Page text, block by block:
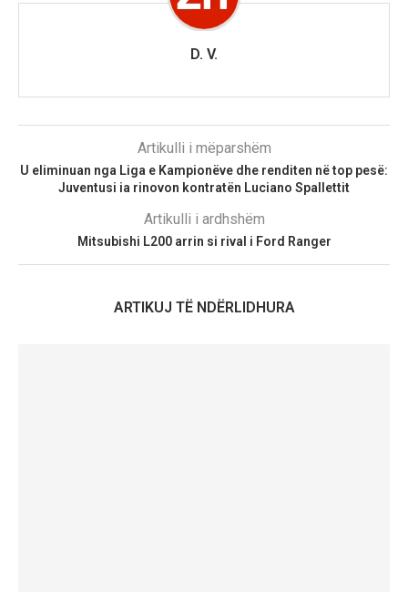
D. V.
Artikulli i mëparshëm
U eliminuan nga Liga e Kampionëve dhe renditen në top pesë:
Juventusi ia rinovon kontratën Luciano Spallettit
Artikulli i ardhshëm
Mitsubishi L200 arrin si rival i Ford Ranger
ARTIKUJ TË NDËRLIDHURA